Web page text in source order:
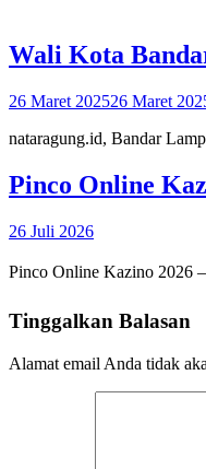
Wali Kota
26 Maret 202526 Maret
nataragung.id, Bandar
Pinco Online
26 Juli 2026
Pinco Online Kazino
Tinggalkan Balasan
Alamat email Anda tidak